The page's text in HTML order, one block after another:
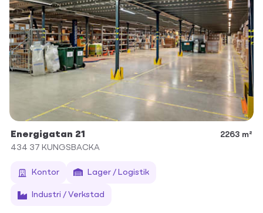
Energigatan 21
2263 m²
434 37 KUNGSBACKA
Kontor Lager / Logistik
Industri / Verkstad